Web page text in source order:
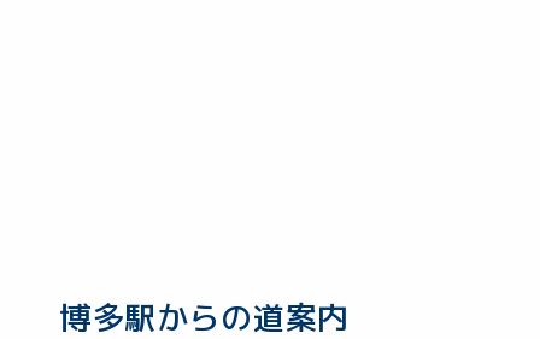
博多駅からの道案内